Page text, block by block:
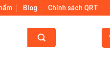
Blog Chính sách QRT